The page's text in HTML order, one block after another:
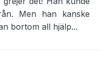
Men han kanske
bortom all hjälp...